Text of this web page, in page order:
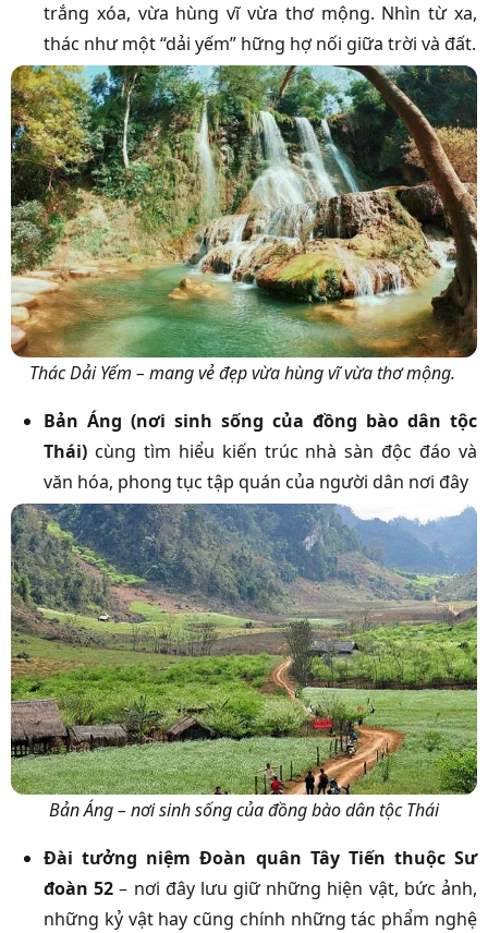
trắng xóa, vừa hùng vĩ vừa thơ mộng. Nhìn từ xa,
thác như một “dải yếm” hững hợ nối giữa trời và đất.
Thác Dải Yếm – mang vẻ đẹp vừa hùng vĩ vừa thơ mộng.
Bản Áng (nơi sinh sống của đồng bào dân tộc
Thái) cùng tìm hiểu kiến trúc nhà sàn độc đáo và
văn hóa, phong tục tập quán của người dân nơi đây
Bản Áng – nơi sinh sống của đồng bào dân tộc Thái
Đài tưởng niệm Đoàn quân Tây Tiến thuộc Sư
đoàn 52 – nơi đây lưu giữ những hiện vật, bức ảnh,
những kỷ vật hay cũng chính những tác phẩm nghệ